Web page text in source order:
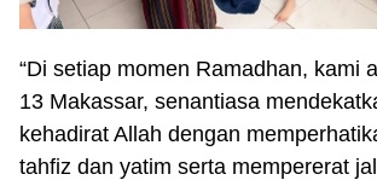
“Di setiap momen Ramadhan, kami
13 Makassar, senantiasa
kehadirat Allah dengan
tahfiz dan yatim serta mempererat